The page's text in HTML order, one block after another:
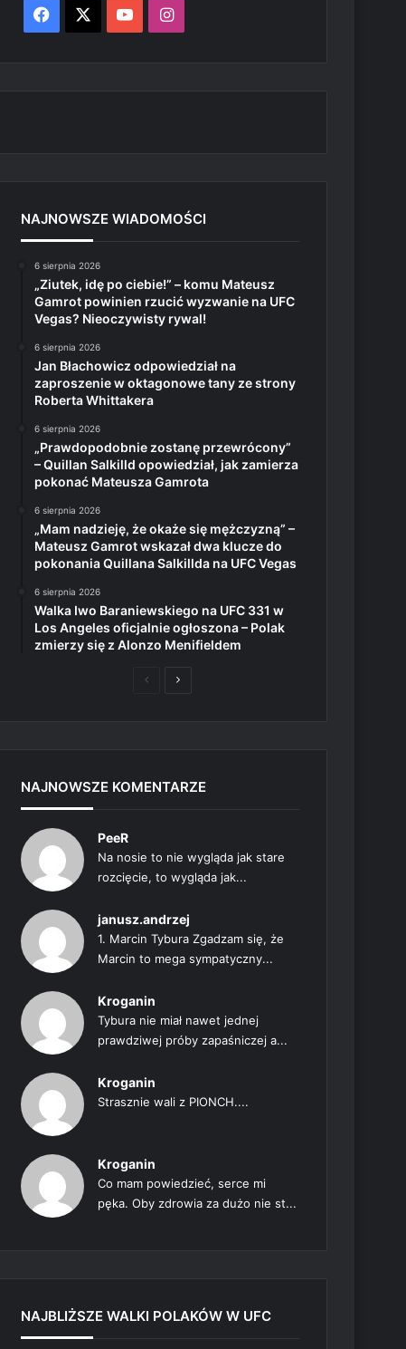
Facebook YouTubeInstagram
NAJNOWSZE WIADOMOŚCI
6 sierpnia 2026
„Ziutek, idę po ciebie!” – komu Mateusz
Gamrot powinien rzucić wyzwanie na UFC
Vegas? Nieoczywisty rywal!
6 sierpnia 2026
Jan Błachowicz odpowiedział na
zaproszenie w oktagonowe tany ze strony
Roberta Whittakera
6 sierpnia 2026
„Prawdopodobnie zostanę przewrócony”
– Quillan Salkilld opowiedział, jak zamierza
pokonać Mateusza Gamrota
6 sierpnia 2026
„Mam nadzieję, że okaże się mężczyzną” –
Mateusz Gamrot wskazał dwa klucze do
pokonania Quillana Salkillda na UFC Vegas
6 sierpnia 2026
Walka Iwo Baraniewskiego na UFC 331 w
Los Angeles oficjalnie ogłoszona – Polak
zmierzy się z Alonzo Menifieldem
PoprzedniaNastępna
NAJNOWSZE KOMENTARZE
PeeR
Na nosie to nie wygląda jak stare
rozcięcie, to wygląda jak...
janusz.andrzej
1. Marcin Tybura Zgadzam się, że
Marcin to mega sympatyczny...
Kroganin
Tybura nie miał nawet jednej
prawdziwej próby zapaśniczej a...
Kroganin
Strasznie wali z PIONCH....
Kroganin
Co mam powiedzieć, serce mi
pęka. Oby zdrowia za dużo nie st...
NAJBLIŻSZE WALKI POLAKÓW W UFC